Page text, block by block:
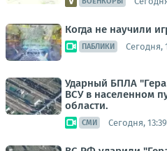
Когда не научили
ПАБЛИКИ Сегодня,
Ударный БПЛА
ВСУ в населенном
области.
СМИ Сегодня, 13:39